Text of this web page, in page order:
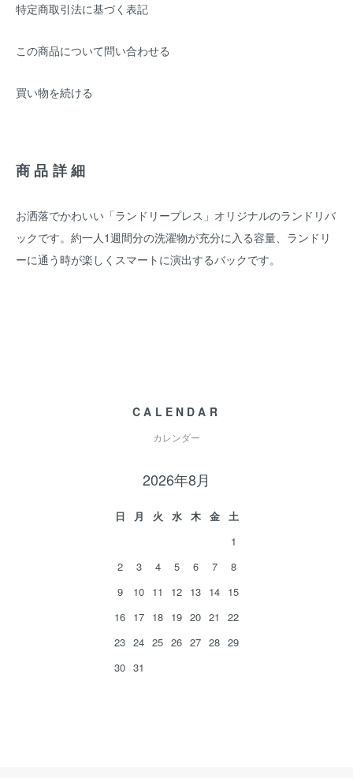
特定商取引法に基づく表記
この商品について問い合わせる
買い物を続ける
商品詳細
お洒落でかわいい「ランドリープレス」オリジナルのランドリバ
ックです。約一人1週間分の洗濯物が充分に入る容量、ランドリ
ーに通う時が楽しくスマートに演出するバックです。
CALENDAR
カレンダー
2026年8月
日 月 火 水 木 金
土
1
2
3 4 5 6 7
8
9
10 11 12 13 14 15
16 17 18 19 20 21
22
23 24 25 26 27 28 29
30 31